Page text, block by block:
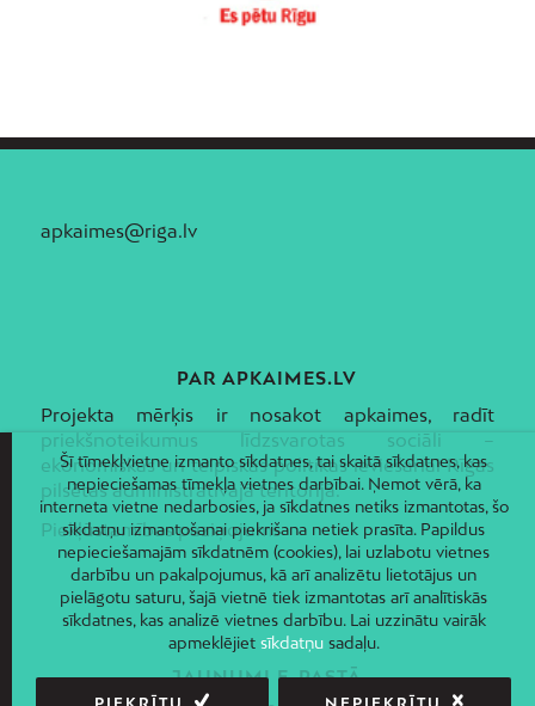
apkaimes@riga.lv
PAR APKAIMES.LV
Projekta mērķis ir nosakot apkaimes, radīt
priekšnoteikumus līdzsvarotas sociāli –
ekonomiskās un telpiskās politikas ieviešanai Rīgas
pilsētas administratīvajā teritorijā.
Piekļūstamības paziņojums
JAUNUMI E-PASTĀ
Šī tīmekļvietne izmanto sīkdatnes, tai skaitā sīkdatnes, kas
nepieciešamas tīmekļa vietnes darbībai. Ņemot vērā, ka
interneta vietne nedarbosies, ja sīkdatnes netiks izmantotas, šo
sīkdatņu izmantošanai piekrišana netiek prasīta. Papildus
nepieciešamajām sīkdatnēm (cookies), lai uzlabotu vietnes
darbību un pakalpojumus, kā arī analizētu lietotājus un
pielāgotu saturu, šajā vietnē tiek izmantotas arī analītiskās
sīkdatnes, kas analizē vietnes darbību. Lai uzzinātu vairāk
apmeklējiet sīkdatņusadaļu.